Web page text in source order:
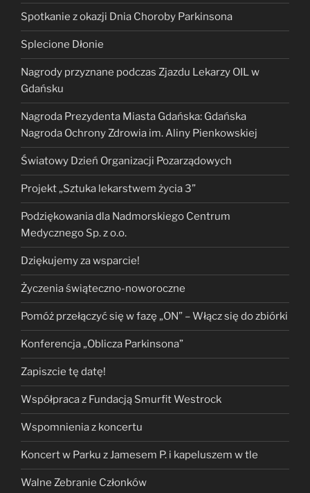
Spotkanie z okazji Dnia Choroby Parkinsona
Splecione Dłonie
Nagrody przyznane podczas Zjazdu Lekarzy OIL w
Gdańsku
Nagroda Prezydenta Miasta Gdańska: Gdańska
Nagroda Ochrony Zdrowia im. Aliny Pienkowskiej
Światowy Dzień Organizacji Pozarządowych
Projekt „Sztuka lekarstwem życia 3”
Podziękowania dla Nadmorskiego Centrum
Medycznego Sp. z o.o.
Dziękujemy za wsparcie!
Życzenia świąteczno-noworoczne
Pomóż przełączyć się w fazę „ON” – Włącz się do zbiórki
Konferencja „Oblicza Parkinsona”
Zapiszcie tę datę!
Współpraca z Fundacją Smurfit Westrock
Wspomnienia z koncertu
Koncert w Parku z Jamesem P. i kapeluszem w tle
Walne Zebranie Członków